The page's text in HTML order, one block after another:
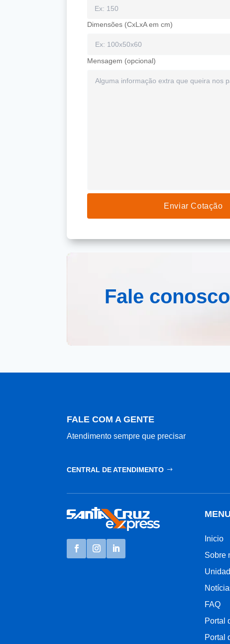
Dimensões (CxLxA em cm)
Mensagem (opcional)
Fale conosco
FALE COM A GENTE
Atendimento sempre que precisar
CENTRAL DE ATENDIMENTO
MENU
Inicio
Sobre
FAQ
Portal
Portal